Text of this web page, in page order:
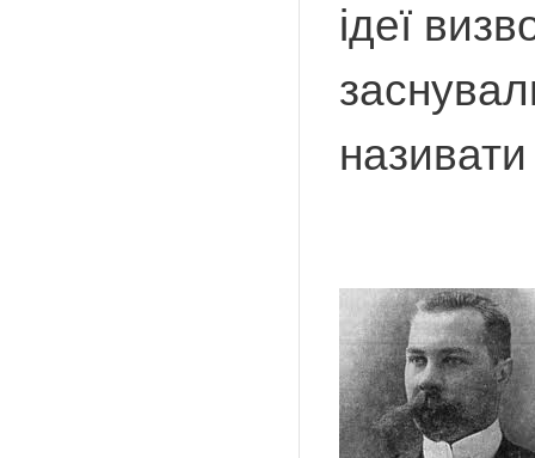
ідеї
називати